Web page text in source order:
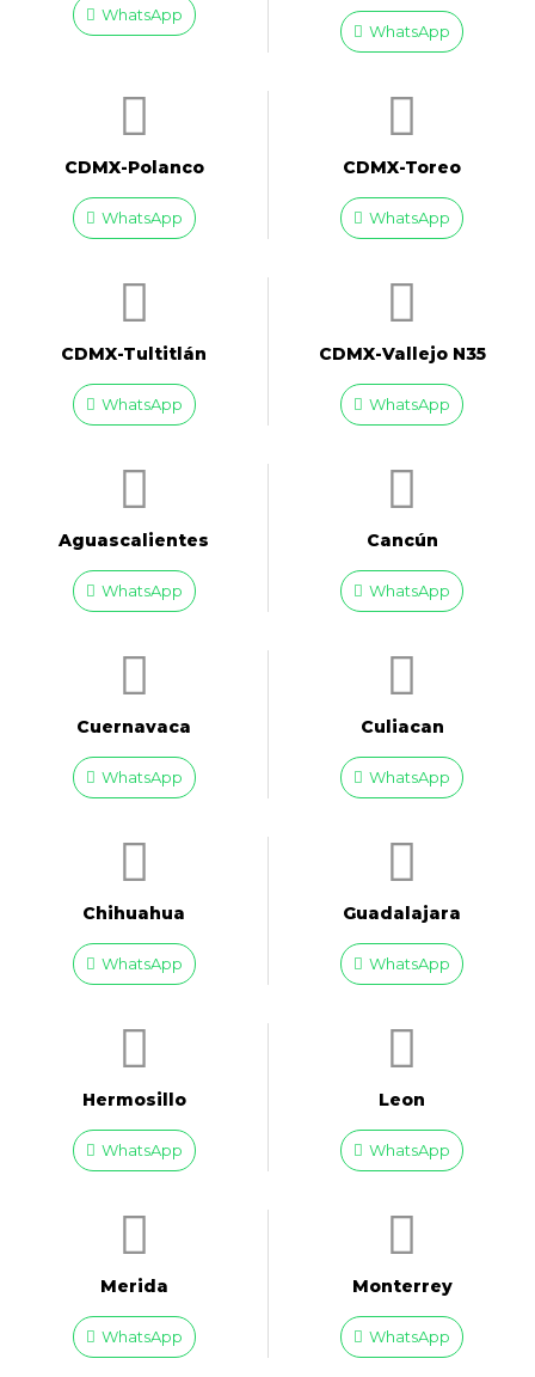
WhatsApp
WhatsApp
CDMX-Polanco
WhatsApp
CDMX-Toreo
WhatsApp
CDMX-Tultitlán
WhatsApp
CDMX-Vallejo N35
WhatsApp
Aguascalientes
WhatsApp
Cancún
WhatsApp
Cuernavaca
WhatsApp
Culiacan
WhatsApp
Chihuahua
WhatsApp
Guadalajara
WhatsApp
Hermosillo
WhatsApp
Leon
WhatsApp
Merida
WhatsApp
Monterrey
WhatsApp